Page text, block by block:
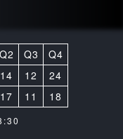
Q2 Q3
Q4
14 12
24
17 11 18